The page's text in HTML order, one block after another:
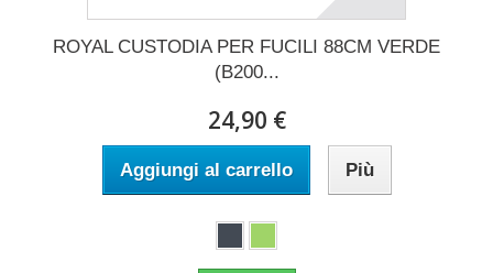
ROYAL CUSTODIA PER FUCILI 88CM VERDE
(B200...
24,90 €
Aggiungi al carrello Più